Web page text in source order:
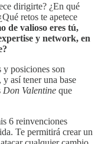
dirigirte? ¿En qué
retos te apetece
de valioso eres tú,
y network, en
y posiciones son
así tener una base
Don Valentine que
6 reinvenciones
Te permitirá crear un